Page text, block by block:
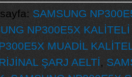
SAMSUNG
NP300E5X
MUADİL
ŞARJ AELTİ,